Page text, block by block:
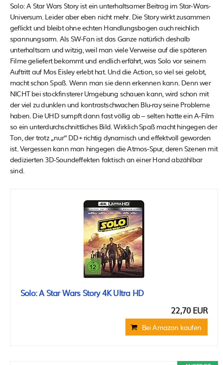
Solo: A Star Wars Story ist ein unterhaltsamer Beitrag im Star-Wars-
Universum. Leider aber eben nicht mehr. Die Story wirkt zusammen
geflickt und bleibt ohne echten Handlungsbogen auch reichlich
spannungsarm. Als SW-Fan ist das Ganze natürlich deshalb
unterhaltsam und witzig, weil man viele Verweise auf die späteren
Filme geliefert bekommt und endlich erfährt, was Solo vor seinem
Auftritt auf Mos Eisley erlebt hat. Und die Action, so viel sei gelobt,
macht schon Spaß. Wenn man sie denn erkennen kann. Denn wer
NICHT bei stockfinsterer Umgebung schauen kann, wird schon mit
der viel zu dunklen und kontrastschwachen Blu-ray seine Probleme
haben. Die UHD sumpft dann fast völlig ab – selten hatte ein A-Film
so ein unterdurchschnittliches Bild. Wirklich Spaß macht hingegen der
Ton, der trotz „nur“ DD+ richtig dynamisch und effektvoll geworden
ist. Vergessen kann man hingegen die Atmos-Spur, deren Szenen mit
dedizierten 3D-Soundeffekten faktisch an einer Hand abzählbar
sind.
Solo: A Star Wars Story 4K Ultra HD
22,70 EUR
Bei Amazon kaufen